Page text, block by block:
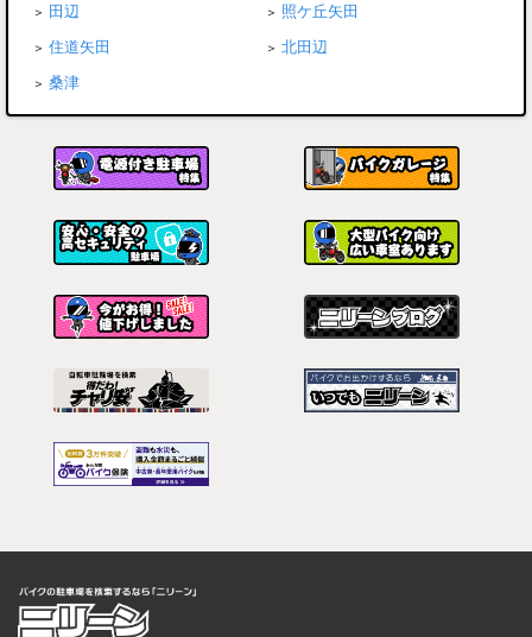
田辺
照ケ丘矢田
住道矢田
北田辺
桑津